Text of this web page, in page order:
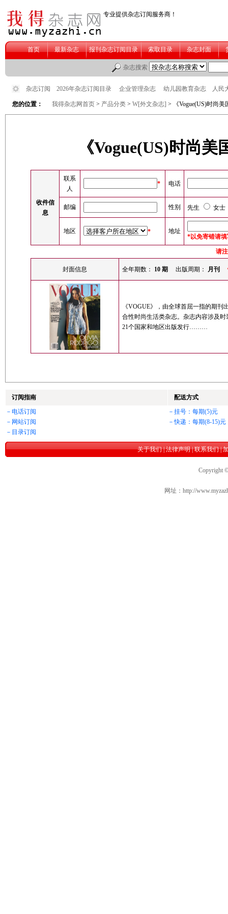
您的位置： 我得杂志网首页 > 产品分类 > W[外文杂志] > 《Vogue(US)时尚
《Vogue(US)时尚
收件信
息
联系
人
* 电话
邮编 性别 先生 女士
地区 * 地址
*以免寄错请
请
封面信息 全年期数： 10 期 出版周期： 月刊
《VOGUE》，由全球首屈一指的期
合性时尚生活类杂志。杂志内容涉及
21个国家和地区出版发行………